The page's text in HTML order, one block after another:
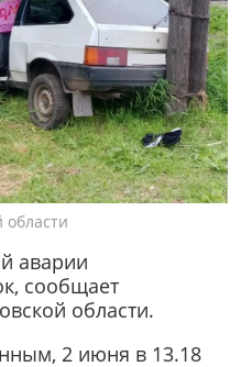
области
аварии
сообщает
области.
2 июня в 13.18